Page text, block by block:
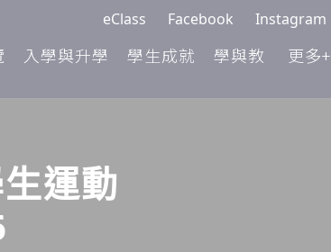
eClass Facebook Instagram
入學與升學 學生成就 學與教 更多+
運動